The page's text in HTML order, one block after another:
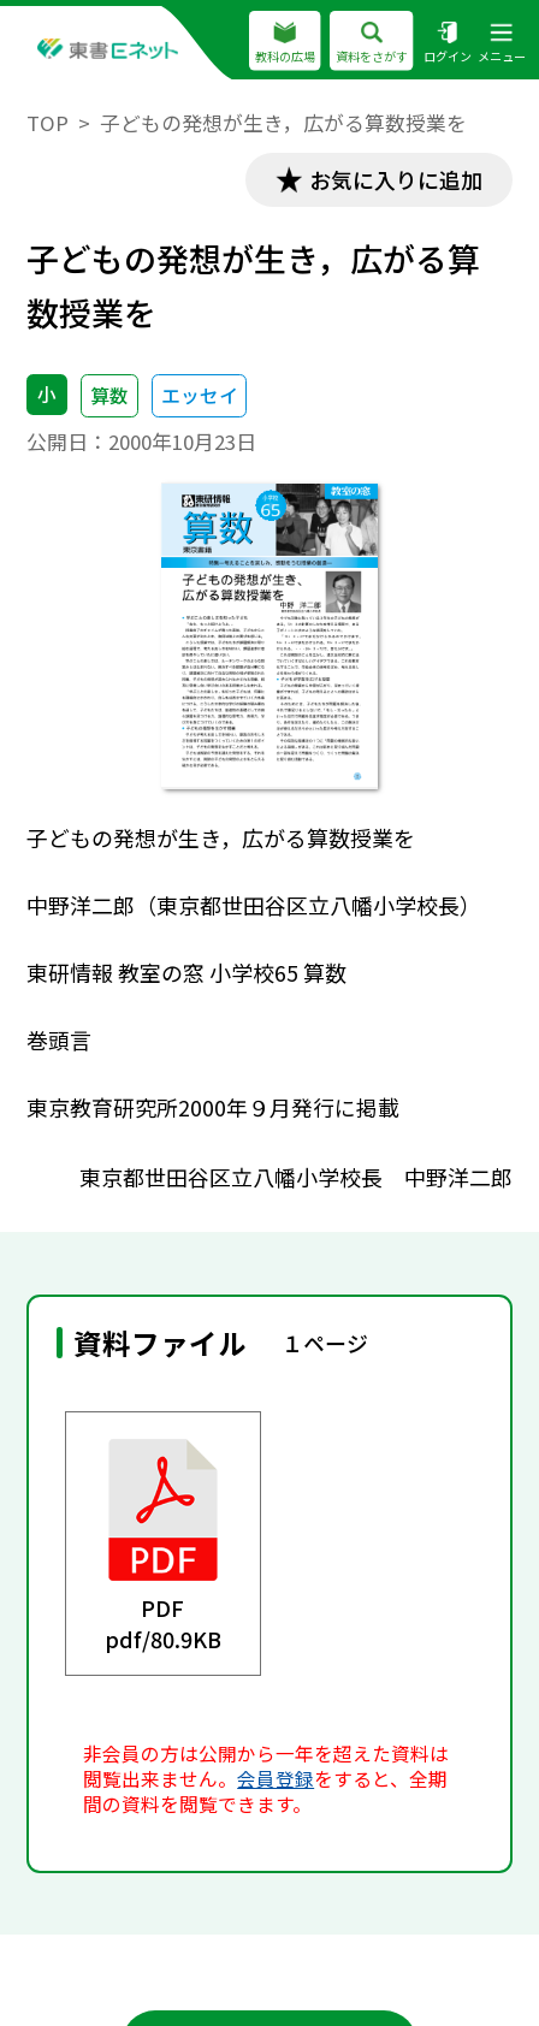
教科の広場 資料をさがす ログイン メニュー
TOP 子どもの発想が生き，広がる算数授業を
お気に入りに追加
子どもの発想が生き，広がる算
数授業を
小 算数 エッセイ
公開日： 2000年10月23日
子どもの発想が生き，広がる算数授業を
中野洋二郎（東京都世田谷区立八幡小学校長）
東研情報 教室の窓 小学校65 算数
巻頭言
東京教育研究所2000年９月発行に掲載
東京都世田谷区立八幡小学校長 中野洋二郎
資料ファイル １ページ
PDF
pdf/80.9KB
非会員の方は公開から一年を超えた資料は
閲覧出来ません。会員登録をすると、全期
間の資料を閲覧できます。